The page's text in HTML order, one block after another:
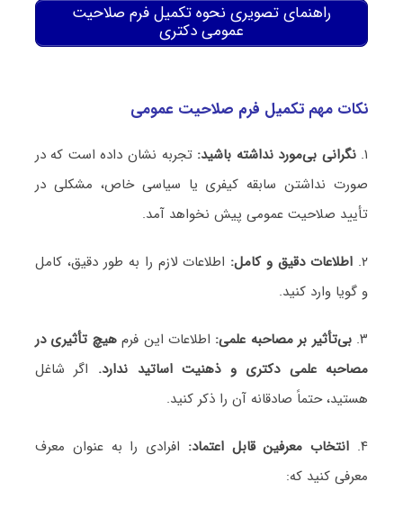
راهنمای تصویری نحوه تکمیل فرم صلاحیت
عمومی دکتری
نکات مهم تکمیل فرم صلاحیت عمومی
۱. نگرانی بی‌مورد نداشته باشید: تجربه نشان داده است که در
صورت نداشتن سابقه کیفری یا سیاسی خاص، مشکلی در
تأیید صلاحیت عمومی پیش نخواهد آمد.
۲. اطلاعات دقیق و کامل: اطلاعات لازم را به طور دقیق، کامل
و گویا وارد کنید.
۳. بی‌تأثیر بر مصاحبه علمی: اطلاعات این فرمهیچ تأثیری در
مصاحبه علمی دکتری و ذهنیت اساتید ندارد. اگر شاغل
هستید، حتماً صادقانه آن را ذکر کنید.
۴. انتخاب معرفین قابل اعتماد: افرادی را به عنوان معرف
معرفی کنید که: